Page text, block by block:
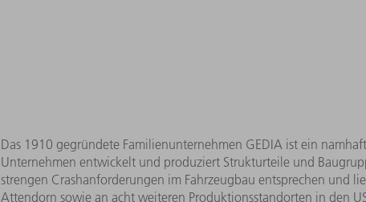
Das 1910 gegründete Familienunternehmen GEDIA ist ein
Unternehmen entwickelt und produziert Strukturteile und
strengen Crashanforderungen im Fahrzeugbau entsprechen und
Attendorn sowie an acht weiteren Produktionsstandorten in den